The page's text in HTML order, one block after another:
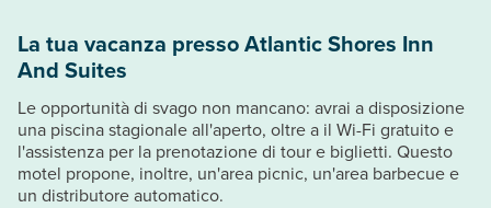
La tua vacanza presso Atlantic Shores Inn
And Suites
Le opportunità di svago non mancano: avrai a disposizione
una piscina stagionale all'aperto, oltre a il Wi-Fi gratuito e
l'assistenza per la prenotazione di tour e biglietti. Questo
motel propone, inoltre, un'area picnic, un'area barbecue e
un distributore automatico.